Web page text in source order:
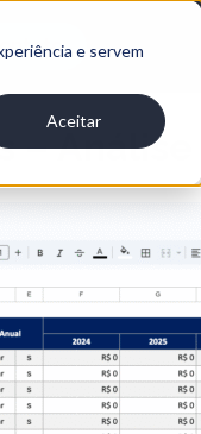
e servem
Aceitar
–